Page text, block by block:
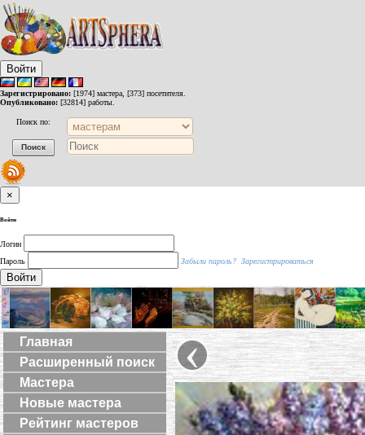
Войти
Зарегистрировано: [1974] мастера, [373] посетителя.
Опубликовано: [32814] работы.
Поиск по:
×
Войти
Логин
Пароль
Забыли пароль? Зарегистрироваться
Войти
Главная
Расширенный поиск
Мастера
Новые мастера
Рейтинг мастеров
‹